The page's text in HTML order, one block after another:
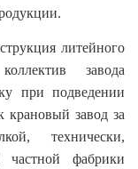
литейного
завода
при подведении
крановый завод за
технически,
частной фабрики